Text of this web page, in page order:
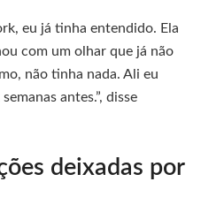
eu já tinha entendido. Ela
com um olhar que já não
não tinha nada. Ali eu
antes.”, disse
deixadas por